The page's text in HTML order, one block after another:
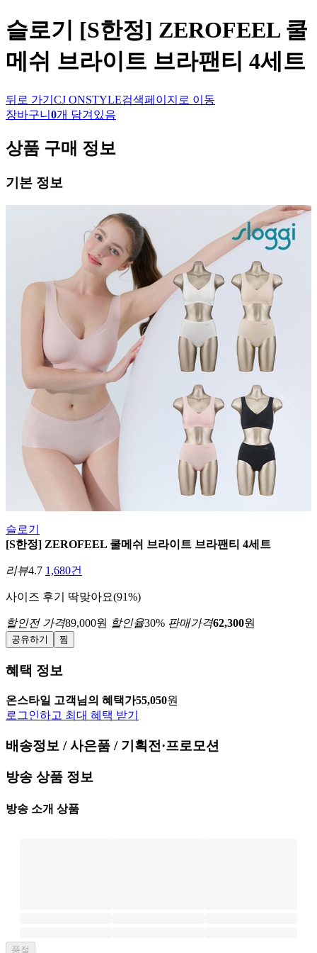
슬로기 [S한정] ZEROFEEL 쿨
메쉬 브라이트 브라팬티 4세트
뒤로 가기 CJ ONSTYLE검색페이지로 이동
장바구니 0개 담겨있음
상품 구매 정보
기본 정보
슬로기
[S한정] ZEROFEEL 쿨메쉬 브라이트 브라팬티 4세트
리뷰4.7 1,680건
사이즈 후기 딱맞아요(91%)
할인전 가격89,000원 할인율30% 판매가격62,300원
공유하기 찜
혜택 정보
온스타일 고객님의 혜택가55,050원
로그인하고 최대 혜택 받기
배송정보 / 사은품 / 기획전·프로모션
방송 상품 정보
방송 소개 상품
품절